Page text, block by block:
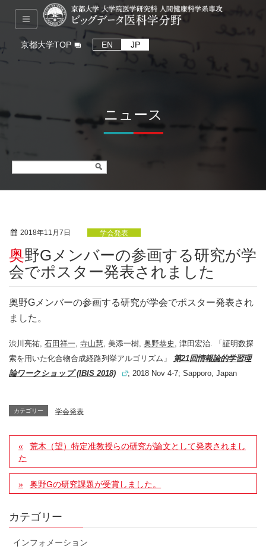
京都大学TOP EN JP
ニュース
2018年11月7日 学会発表
奥野Gメンバーの参画する研究が学
会でポスター発表されました
奥野Gメンバーの参画する研究が学会でポスター発表され
ました。
渋川亮祐, 石田祥一, 寺山慧, 美添一樹, 奥野恭史 , 津田宏治. 「証明数探
索を用いた化合物合成経路列挙アルゴリズム」 第21回情報論的学習理
論ワークショップ (IBIS 2018)
; 2018 Nov 4-7; Sapporo, Japan
カテゴリー 学会発表
荒木（望）特定准教授らの研究が論文として発表されまし
た
奥野Gの研究課題が受賞しました。
カテゴリー
インフォメーション